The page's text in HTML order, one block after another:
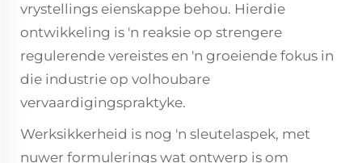
vrystellings eienskappe behou. Hierdie
ontwikkeling is 'n reaksie op strengere
regulerende vereistes en 'n groeiende fokus in
die industrie op volhoubare
vervaardigingspraktyke.
Werksikkerheid is nog 'n sleutelaspek, met
nuwer formulerings wat ontwerp is om